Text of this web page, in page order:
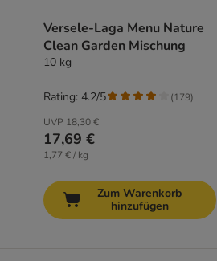
Versele-Laga Menu Nature
Clean Garden Mischung
10 kg
UVP 18,30 €
17,69 €
1,77 € / kg
Rating: 4.2/5 (179)
Zum Warenkorb
hinzufügen